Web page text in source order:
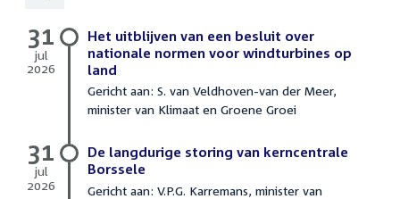
Schriftelijke
vragen
Het uitblijven van een besluit over
nationale normen voor windturbines op
land
Gericht aan: S. van Veldhoven-van der Meer,
minister van Klimaat en Groene Groei
31
jul
2026
De langdurige storing van kerncentrale
Borssele
Gericht aan: V.P.G. Karremans, minister van
31
jul
2026